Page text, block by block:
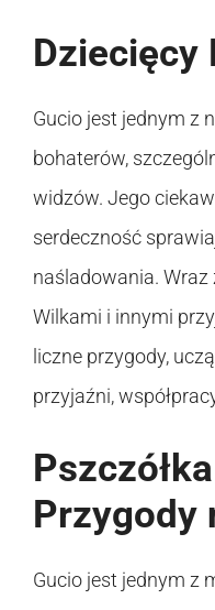
Dziecięcy
Gucio jest jednym z
bohaterów,
widzów. Jego
serdeczność
naśladowania. Wraz
Wilkami i innymi
liczne przygody,
przyjaźni,
Przygody
Gucio jest jednym z